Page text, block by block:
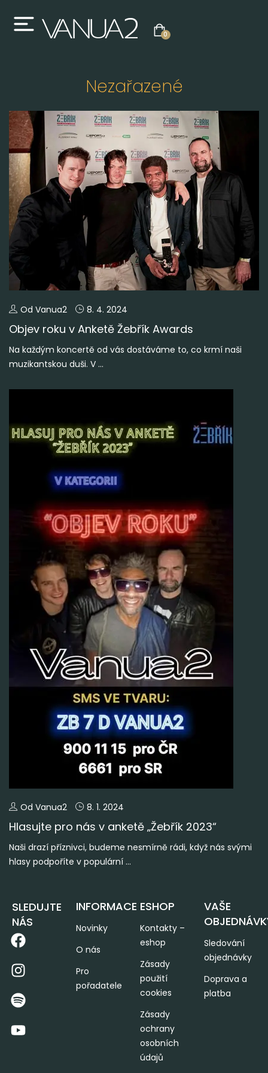
0
Nezařazené
Od Vanua2 8. 4. 2024
Objev roku v Anketě Žebřík Awards
Na každým koncertě od vás dostáváme to, co krmí naši
muzikantskou duši. V ...
Od Vanua2 8. 1. 2024
Hlasujte pro nás v anketě „Žebřík 2023“
Naši drazí příznivci, budeme nesmírně rádi, když nás svými
hlasy podpoříte v populární ...
SLEDUJTE
NÁS
INFORMACE
Novinky
O nás
Pro
pořadatele
ESHOP
Kontakty –
eshop
Zásady
použití
cookies
Zásady
ochrany
osobních
údajů
VAŠE
Sledování
objednávky
Doprava a
platba